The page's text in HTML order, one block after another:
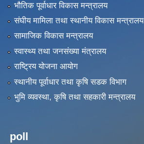
भौतिक पूर्वाधार विकास मन्त्रालय
संघीय मामिला तथा स्थानीय विकास मन्त्रालय
सामाजिक विकास मन्त्रालय
स्वास्थ्य तथा जनसंख्या मंत्रालय
राष्ट्रिय योजना आयोग
स्थानीय पूर्वाधार तथा कृषि सडक विभाग
भुमि व्यवस्था, कृषि तथा सहकारी मन्त्रालय
poll